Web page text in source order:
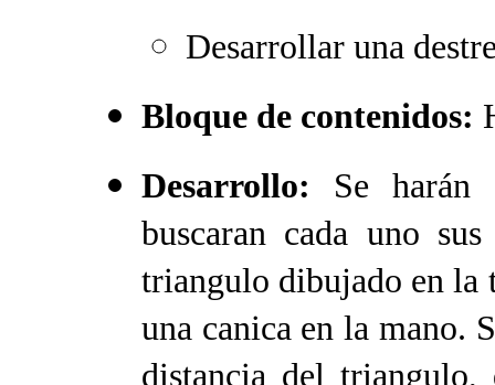
Desarrollar una
Bloque de contenidos:
Desarrollo: Se
buscaran cada uno
triangulo dibujado en la
una canica en la mano.
distancia del triangulo,